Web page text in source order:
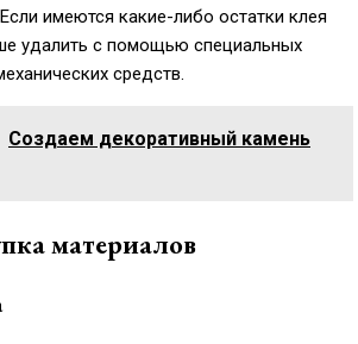
имеются какие-либо остатки клея
удалить с помощью специальных
средств.
Создаем декоративный камень
материалов